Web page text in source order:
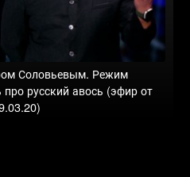
Соловьевым. Режим
русский авось (эфир от